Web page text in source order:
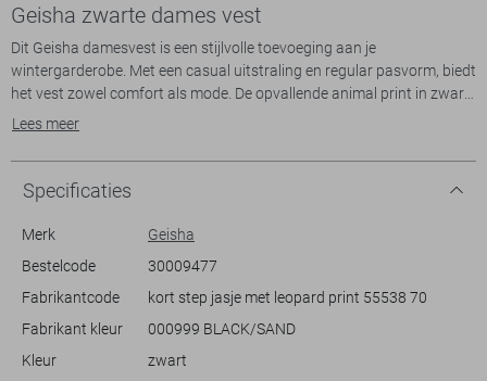
Geisha zwarte dames vest
Dit Geisha damesvest is een stijlvolle toevoeging aan je
wintergarderobe. Met een casual uitstraling en regular pasvorm, biedt
het vest zowel comfort als mode. De opvallende animal print in zwart
en zand kleuren geeft je outfit een speelse twist, terwijl de elegante V-
van 100% viscose en voorzien van een polyester voering, houdt dit
vest je warm en voelt hij comfortabel aan, perfect voor koudere
dagen.
te combineren met allerlei kledingstijlen, van casual tot iets chiquer.
Draag hem tijdens een dagje uit of voeg hem toe aan je dagelijkse look
voor een speelse touch. De stevige steekzakken zijn een praktische
Lees meer
Specificaties
Merk
Geisha
Bestelcode
30009477
Fabrikantcode
kort step jasje met leopard print 55538 70
Fabrikant kleur
000999 BLACK/SAND
Kleur
zwart